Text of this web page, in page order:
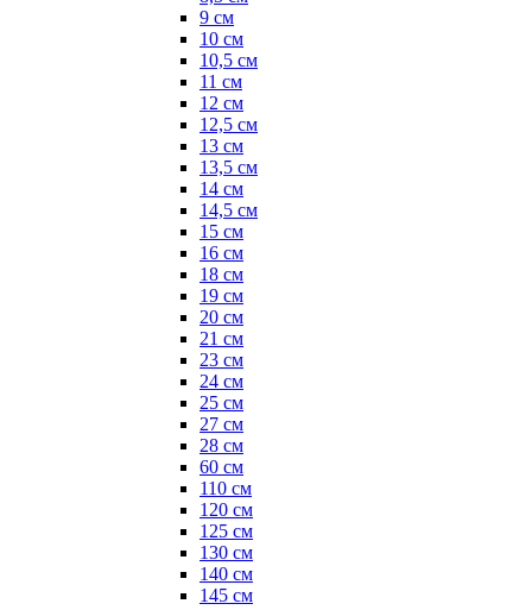
9 см
10 см
10,5 см
11 см
12 см
12,5 см
13 см
13,5 см
14 см
14,5 см
15 см
16 см
18 см
19 см
20 см
21 см
23 см
24 см
25 см
27 см
28 см
60 см
110 см
120 см
125 см
130 см
140 см
145 см